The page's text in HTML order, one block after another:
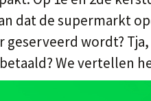
dat de supermarkt
wordt? Tja,
We vertellen